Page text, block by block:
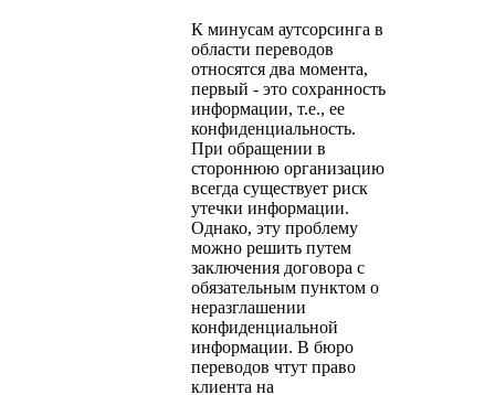
К минусам аутсорсинга в
области переводов
относятся два момента,
первый - это сохранность
информации, т.е., ее
конфиденциальность.
При обращении в
стороннюю организацию
всегда существует риск
утечки информации.
Однако, эту проблему
можно решить путем
заключения договора с
обязательным пунктом о
неразглашении
конфиденциальной
информации. В бюро
переводов чтут право
клиента на